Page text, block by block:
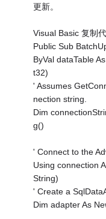
更新。
Visual Basic 复制
Public Sub
ByVal dataTable
t32)
' Assumes
nection string.
Dim
g()
' Connect to the
Using connection
String)
' Create a
Dim adapter As